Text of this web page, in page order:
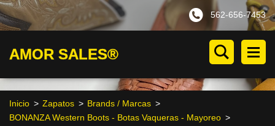
562-656-7453
AMOR SALES®
Inicio > Zapatos > Brands / Marcas >
BONANZA Western Boots - Botas Vaqueras - Mayoreo >